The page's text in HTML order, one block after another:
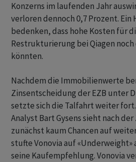
Konzerns im laufenden Jahr
verloren dennoch 0,7 Prozent. Ein
bedenken, dass hohe Kosten für
Restrukturierung bei Qiagen noch
könnten.
Nachdem die Immobilienwerte
Zinsentscheidung der EZB unter
setzte sich die Talfahrt weiter
Analyst Bart Gysens sieht nach
zunächst kaum Chancen auf
stufte Vonovia auf «Underweight»
seine Kaufempfehlung. Vonovia